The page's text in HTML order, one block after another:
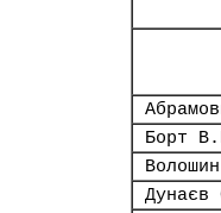
Борт
Дунаєв